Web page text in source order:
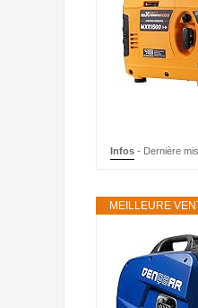
Infos - Dernière
MEILLEURE